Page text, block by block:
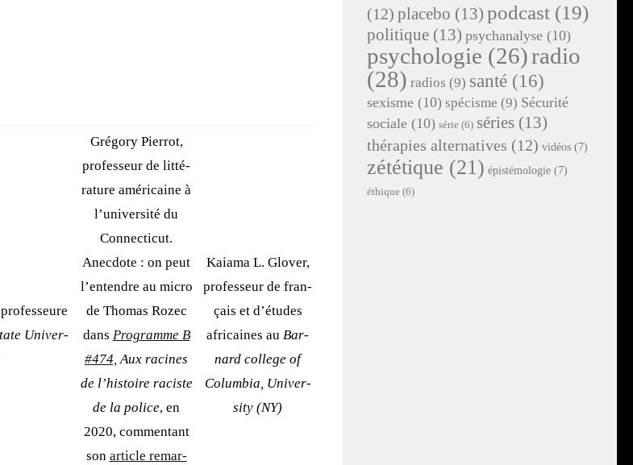
Uni­ver­
Gré­go­ry Pier­rot,
pro­fes­seur de lit­té­
ra­ture amé­ri­caine à
l’université du
Connec­ti­cut.
Anec­dote : on peut
l’en­tendre au micro
de Tho­mas Rozec
dans Pro­gramme B
#474, Aux racines
de l’histoire raciste
de la police, en
2020, com­men­tant
son article remar­
Kaia­ma L. Glo­ver,
pro­fes­seur de fran­
çais et d’é­tudes
afri­caines au Bar­
nard col­lege of
Colum­bia, Uni­ver­
si­ty (NY)
(12) placebo (13) podcast (19)
politique (13) psychanalyse (10)
psychologie (26)radio
(28) radios (9) santé (16)
sexisme (10) spécisme (9) Sécurité
sociale (10) série (6) séries (13)
thérapies alternatives (12) vidéos (7)
zététique (21) épistémologie (7)
éthique (6)